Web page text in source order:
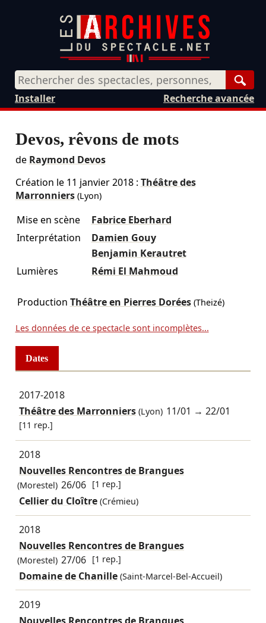
Recherche avancée
Installer
Devos, rêvons de mots
de Raymond Devos
Création le 11 janvier 2018: Théâtre des
Marronniers(Lyon)
Mise en scène
Fabrice Eberhard
Interprétation
Damien Gouy
Benjamin Kerautret
Lumières
Rémi El Mahmoud
Production Théâtre en Pierres Dorées(Theizé)
Les données de ce spectacle sont incomplètes...
Dates
2017-2018
Théâtre des Marronniers(Lyon) 11/01 →22/01
[11 rep.]
2018
Nouvelles Rencontres de Brangues
(Morestel) 26/06 [1 rep.]
Cellier du Cloître (Crémieu)
2018
Nouvelles Rencontres de Brangues
(Morestel) 27/06 [1 rep.]
Domaine de Chanille (Saint-Marcel-Bel-Accueil)
2019